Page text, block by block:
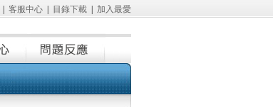
客服中心| 目錄下載| 加入最愛